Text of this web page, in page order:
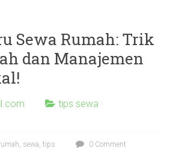
Sewa Rumah: Trik
dan Manajemen
tips sewa
, sewa,tips 0 Comment